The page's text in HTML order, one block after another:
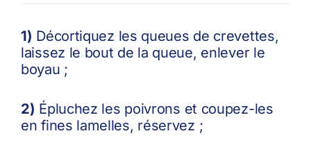
1) Décortiquez les queues de crevettes,
laissez le bout de la queue, enlever le
boyau ;
2) Épluchez les poivrons et coupez-les
en fines lamelles, réservez ;